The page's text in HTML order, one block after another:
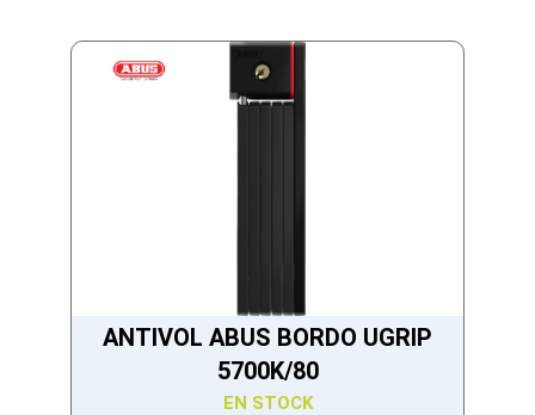
ANTIVOL ABUS BORDO UGRIP
5700K/80
EN STOCK